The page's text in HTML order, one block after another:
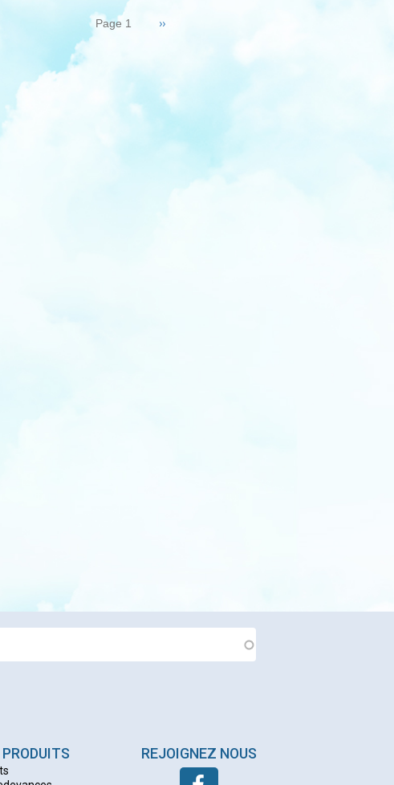
Page 1 Page
››
REJOIGNEZ NOUS